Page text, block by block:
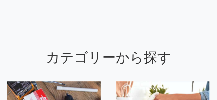
カテゴリーから探す